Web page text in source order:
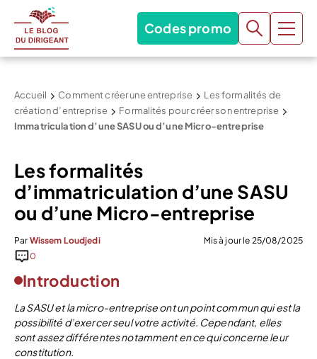
Codes promo
Accueil Comment créer une entreprise
Les formalités de
création d’entreprise
Formalités pour créer son entreprise
Immatriculation d’une SASU ou d’une Micro-entreprise
Les formalités
d’immatriculation d’une SASU
ou d’une Micro-entreprise
Par Wissem Loudjedi
Mis à jour le 25/08/2025
0
Introduction
La SASU et la micro-entreprise ont un point commun qui est la
possibilité d’exercer seul votre activité. Cependant, elles
sont assez différentes notamment en ce qui concerne leur
constitution.